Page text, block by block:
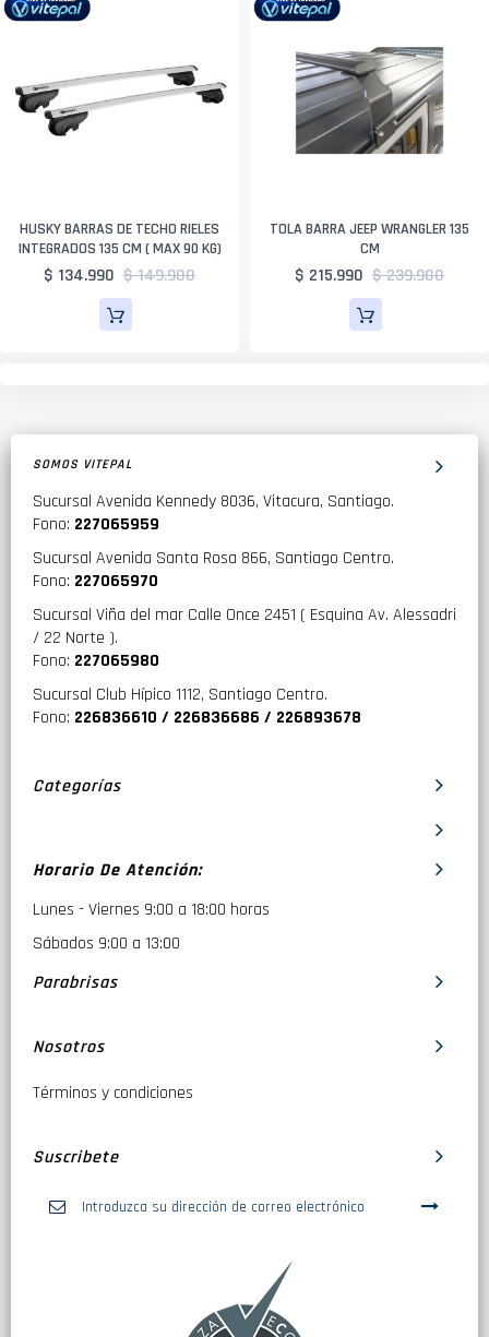
HUSKY BARRAS DE TECHO RIELES
INTEGRADOS 135 CM ( MAX 90 KG)
$ 134.990 $ 149.900
TOLA BARRA JEEP WRANGLER 135
CM
$ 215.990 $ 239.900
SOMOS VITEPAL
Sucursal Avenida Kennedy 8036, Vitacura, Santiago.
Fono: 227065959
Sucursal Avenida Santa Rosa 866, Santiago Centro.
Fono: 227065970
Sucursal Viña del mar Calle Once 2451 ( Esquina Av. Alessadri
/ 22 Norte ).
Fono: 227065980
Sucursal Club Hípico 1112, Santiago Centro.
Fono: 226836610 / 226836686 / 226893678
Categorías
Horario De Atención:
Lunes - Viernes 9:00 a 18:00 horas
Sábados 9:00 a 13:00
Parabrisas
Nosotros
Términos y condiciones
Suscribete